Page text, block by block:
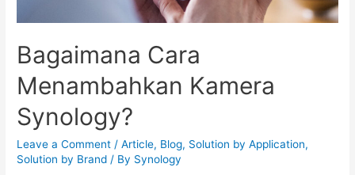
Bagaimana Cara
Menambahkan Kamera
Synology?
Leave a Comment /Article, Blog, Solution by Application,
Solution by Brand / By Synology